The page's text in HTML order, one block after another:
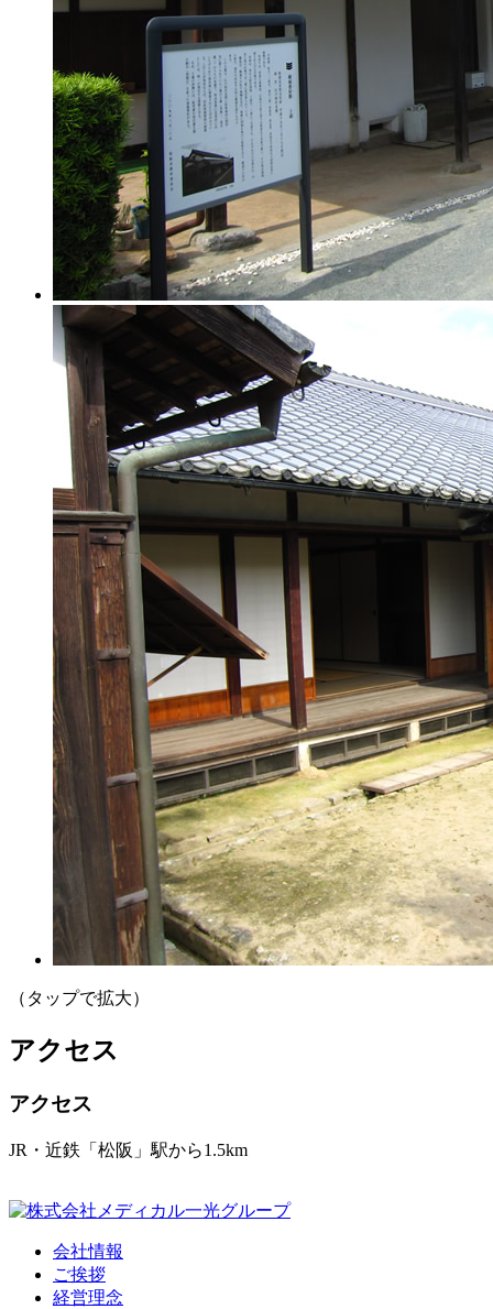
（タップで拡大）
アクセス
アクセス
JR・近鉄「松阪」駅から1.5km
会社情報
ご挨拶
経営理念